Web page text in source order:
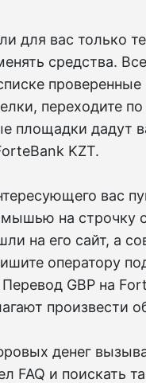
для вас только
средства.
переходите
площадки дадут
KZT.
вас
на строчку
на его сайт, а
оператору
GBP на
произвести
денег
FAQ и поискать